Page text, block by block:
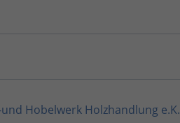
Hobelwerk Holzhandlung e.K.